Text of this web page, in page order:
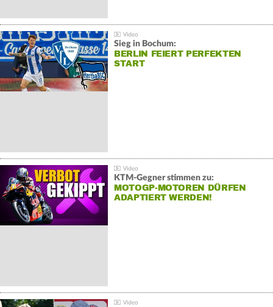
Sieg in Bochum:
BERLIN FEIERT PERFEKTEN
START
KTM-Gegner stimmen zu:
MOTOGP-MOTOREN DÜRFEN
ADAPTIERT WERDEN!